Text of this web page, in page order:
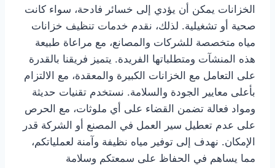
الخزانات يمكن أن يؤدي إلى خسائر فادحة، سواء كانت
صحية أو تشغيلية. لذلك، نقدم خدمات تنظيف خزانات
مياه متخصصة للشركات والمصانع، مع مراعاة طبيعة
هذه المنشآت ومتطلباتها الفريدة. يتميز فريقنا بالقدرة
على التعامل مع الخزانات الكبيرة والمعقدة، مع الالتزام
بأعلى معايير الجودة والسلامة. نستخدم تقنيات حديثة
ومواد فعالة تضمن القضاء على أي ملوثات، مع الحرص
على عدم تعطيل سير العمل في المصنع أو الشركة قدر
الإمكان. نهدف إلى توفير مياه نظيفة وآمنة لعملياتكم،
مما يساهم في الحفاظ على سمعتكم وسلامة